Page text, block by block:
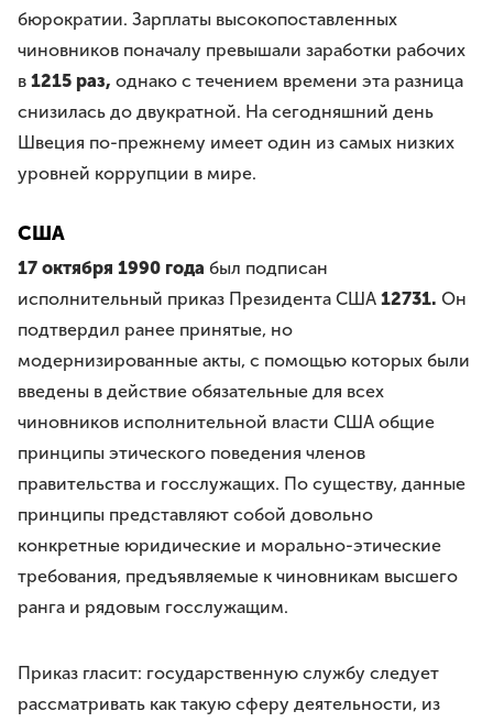
бюрократии. Зарплаты высокопоставленных
чиновников поначалу превышали заработки рабочих
в 1215 раз, однако с течением времени эта разница
снизилась до двукратной. На сегодняшний день
Швеция по-прежнему имеет один из самых низких
уровней коррупции в мире.
США
17 октября 1990 года был подписан
исполнительный приказ Президента США 12731. Он
подтвердил ранее принятые, но
модернизированные акты, с помощью которых были
введены в действие обязательные для всех
чиновников исполнительной власти США общие
принципы этического поведения членов
правительства и госслужащих. По существу, данные
принципы представляют собой довольно
конкретные юридические и морально-этические
требования, предъявляемые к чиновникам высшего
ранга и рядовым госслужащим.
Приказ гласит: государственную службу следует
рассматривать как такую сферу деятельности, из